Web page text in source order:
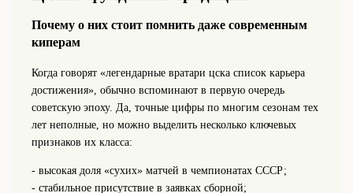
Почему о них стоит помнить даже современным
киперам
Когда говорят «легендарные вратари цска список карьера
достижения», обычно вспоминают в первую очередь
советскую эпоху. Да, точные цифры по многим сезонам тех
лет неполные, но можно выделить несколько ключевых
признаков их класса:
- высокая доля «сухих» матчей в чемпионатах СССР;
- стабильное присутствие в заявках сборной;